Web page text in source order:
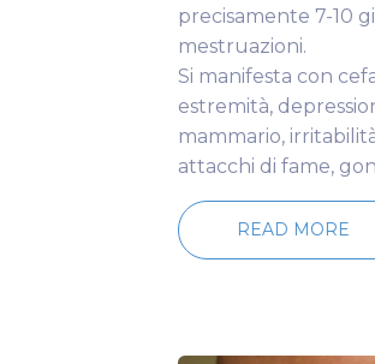
precisamente 7-10
mestruazioni.
Si manifesta con
estremità,
mammario,
attacchi di fame,
READ MORE